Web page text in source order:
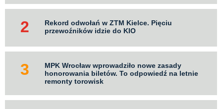
Rekord odwołań w ZTM Kielce. Pięciu
przewoźników idzie do KIO
MPK Wrocław wprowadziło nowe zasady
honorowania biletów. To odpowiedź na letnie
remonty torowisk